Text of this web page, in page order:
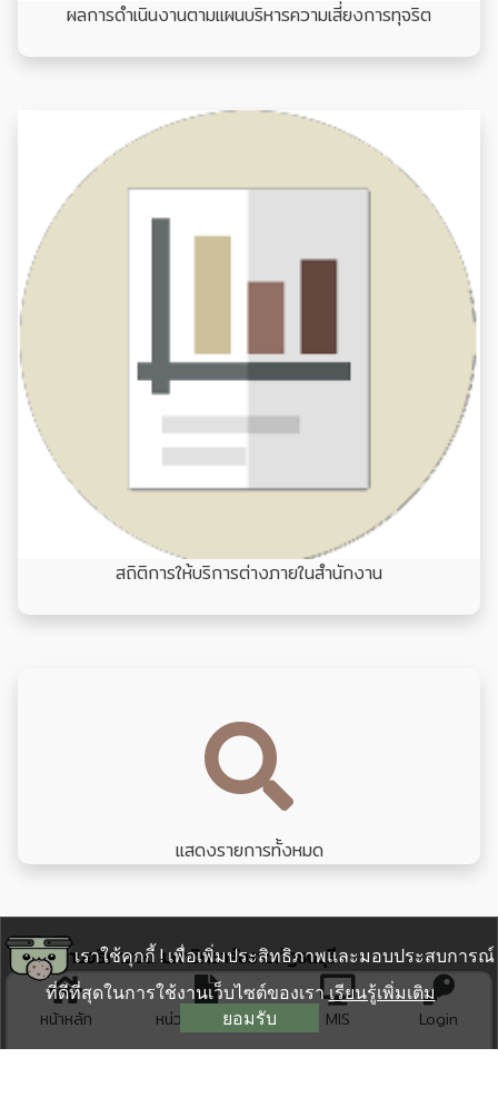
ผลการดำเนินงานตามแผนบริหารความเสี่ยงการทุจริต
สถิติการให้บริการต่างภายในสำนักงาน
แสดงรายการทั้งหมด
สำนักงานอธิการบดี มหาวิทยาลัยราชภัฏธนบุรี
172 ถนน อิสรภาพ แขวงวัดกัลยาณ์ เขตธนบุรี กรุงเทพมหานคร
10600
ต่อ
หน้าหลัก หน่วยงาน สนอ. MIS Login
เราใช้คุกกี้ ! เพื่อเพิ่มประสิทธิภาพและมอบประสบการณ์
ที่ดีที่สุดในการใช้งานเว็บไซต์ของเราเรียนรู้เพิ่มเติม
ยอมรับ